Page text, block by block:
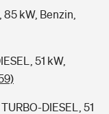
85 kW, Benzin,
51 kW,
DIESEL, 51